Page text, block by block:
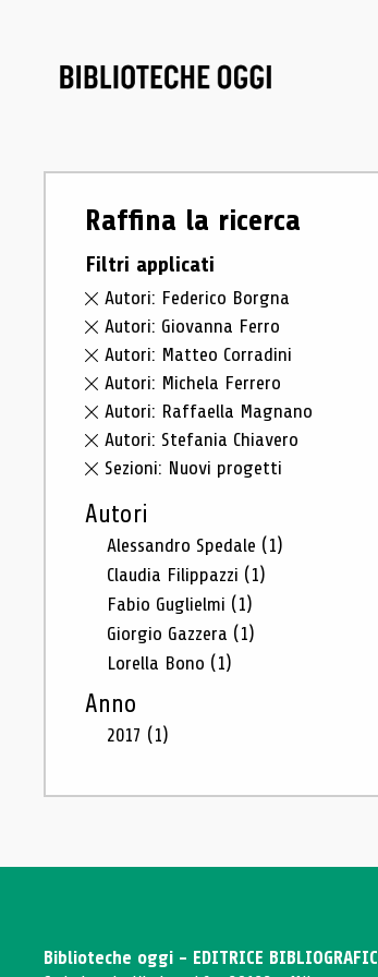
Raffina la ricerca
Filtri applicati
Autori: Federico Borgna
Autori: Giovanna Ferro
Autori: Matteo Corradini
Autori: Michela Ferrero
Autori: Raffaella Magnano
Autori: Stefania Chiavero
Sezioni: Nuovi progetti
Autori
Alessandro Spedale (1)
Claudia Filippazzi (1)
Fabio Guglielmi (1)
Giorgio Gazzera (1)
Lorella Bono (1)
Anno
2017 (1)
Biblioteche oggi - EDITRICE